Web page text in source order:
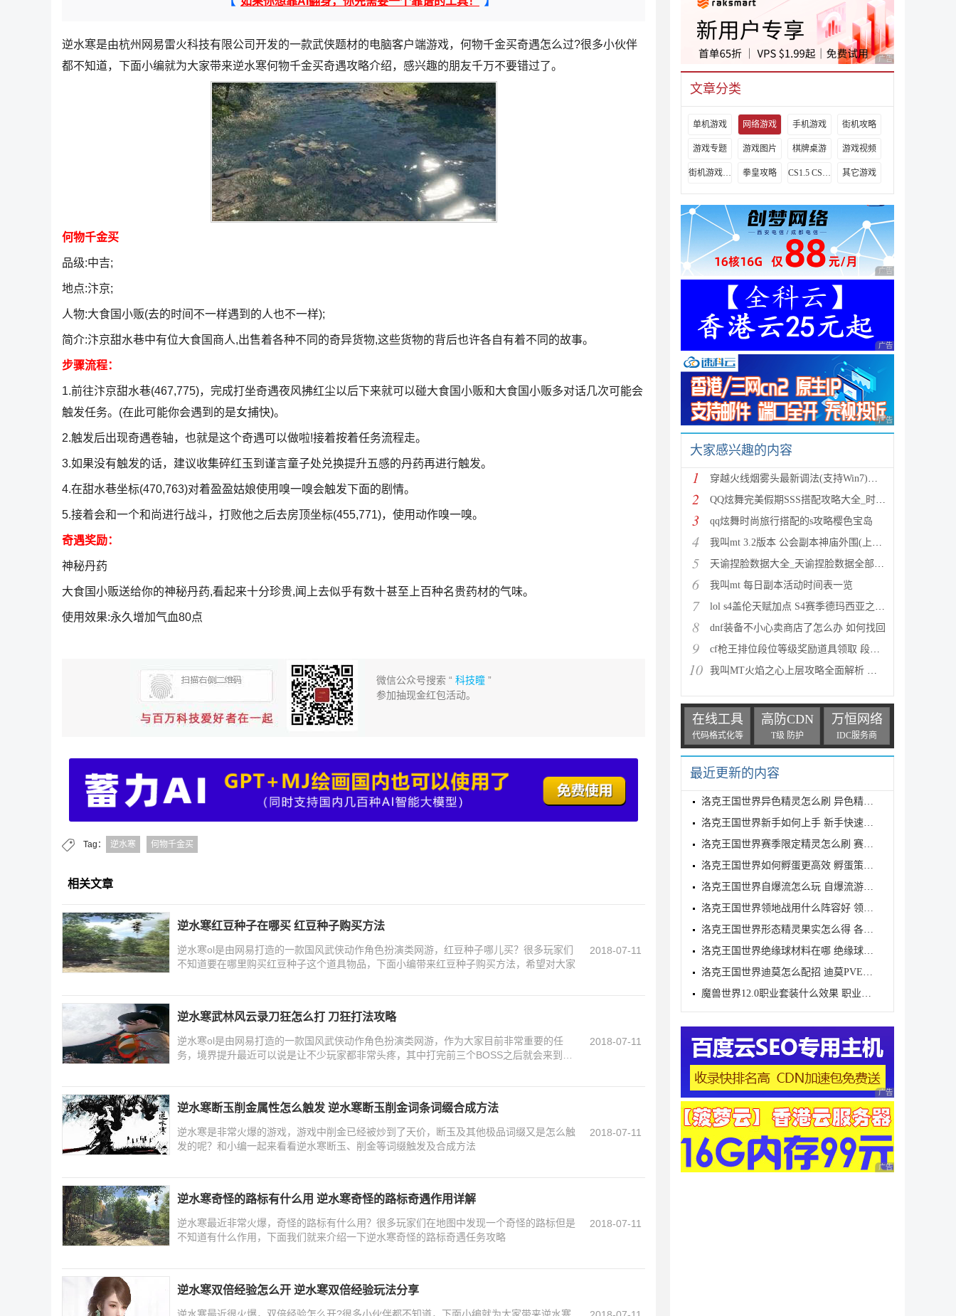
逆水寒是由杭州网易雷火科技有限公司开发的一款武侠题材的电脑客户端游戏，何物千金买奇遇怎么过?很多小伙伴
都不知道，下面小编就为大家带来逆水寒何物千金买奇遇攻略介绍，感兴趣的朋友千万不要错过了。
何物千金买
品级:中吉;
地点:汴京;
人物:大食国小贩(去的时间不一样遇到的人也不一样);
简介:汴京甜水巷中有位大食国商人,出售着各种不同的奇异货物,这些货物的背后也许各自有着不同的故事。
步骤流程：
1.前往汴京甜水巷(467,775)，完成打坐奇遇夜风拂红尘以后下来就可以碰大食国小贩和大食国小贩多对话几次可能会
触发任务。(在此可能你会遇到的是女捕快)。
2.触发后出现奇遇卷轴，也就是这个奇遇可以做啦!接着按着任务流程走。
3.如果没有触发的话，建议收集碎红玉到谨言童子处兑换提升五感的丹药再进行触发。
4.在甜水巷坐标(470,763)对着盈盈姑娘使用嗅一嗅会触发下面的剧情。
5.接着会和一个和尚进行战斗，打败他之后去房顶坐标(455,771)，使用动作嗅一嗅。
奇遇奖励：
神秘丹药
大食国小贩送给你的神秘丹药,看起来十分珍贵,闻上去似乎有数十甚至上百种名贵药材的气味。
使用效果:永久增加气血80点
微信公众号搜索 “科技瞳 ”
参加抽现金红包活动。
Tag： 逆水寒 何物千金买
相关文章
逆水寒红豆种子在哪买 红豆种子购买方法
逆水寒ol是由网易打造的一款国风武侠动作角色扮演类网游，红豆种子哪儿买？很多玩家们
不知道要在哪里购买红豆种子这个道具物品，下面小编带来红豆种子购买方法，希望对大家
2018-07-11
逆水寒武林风云录刀狂怎么打 刀狂打法攻略
逆水寒ol是由网易打造的一款国风武侠动作角色扮演类网游，作为大家目前非常重要的任
务，境界提升最近可以说是让不少玩家都非常头疼，其中打完前三个BOSS之后就会来到第
2018-07-11
逆水寒断玉削金属性怎么触发 逆水寒断玉削金词条词缀合成方法
逆水寒是非常火爆的游戏，游戏中削金已经被炒到了天价，断玉及其他极品词缀又是怎么触
发的呢？和小编一起来看看逆水寒断玉、削金等词缀触发及合成方法
2018-07-11
逆水寒奇怪的路标有什么用 逆水寒奇怪的路标奇遇作用详解
逆水寒最近非常火爆，奇怪的路标有什么用？很多玩家们在地图中发现一个奇怪的路标但是
不知道有什么作用，下面我们就来介绍一下逆水寒奇怪的路标奇遇任务攻略
2018-07-11
逆水寒双倍经验怎么开 逆水寒双倍经验玩法分享
广告 商业广告，理性
文章分类
单机游戏 网络游戏 手机游戏 街机攻略
游戏专题 游戏图片 棋牌桌游 游戏视频
街机游戏出招表 拳皇攻略 CS1.5 CS1.6攻略 其它游戏
广告 商业广告，理性
广告 商业广告，理性
广告 商业广告，理性
大家感兴趣的内容
1 穿越火线烟雾头最新调法(支持Win7)图文攻略
2 QQ炫舞完美假期SSS搭配攻略大全_时尚旅行完美假期1-15
3 qq炫舞时尚旅行搭配的s攻略樱色宝岛
4 我叫mt 3.2版本 公会副本神庙外围(上层)攻略心得
5 天谕捏脸数据大全_天谕捏脸数据全部汇总
6 我叫mt 每日副本活动时间表一览
7 lol s4盖伦天赋加点 S4赛季德玛西亚之力符文与出装推
8 dnf装备不小心卖商店了怎么办 如何找回
9 cf枪王排位段位等级奖励道具领取 段位等级奖励大全
10 我叫MT火焰之心上层攻略全面解析 挑战拉格罗斯
在线工具
代码格式化等
高防CDN
T级 防护
万恒网络
IDC服务商
最近更新的内容
洛克王国世界异色精灵怎么刷 异色精灵高效刷取指南
洛克王国世界新手如何上手 新手快速入门教学
洛克王国世界赛季限定精灵怎么刷 赛季限定奇遇精灵刷
洛克王国世界如何孵蛋更高效 孵蛋策略分享
洛克王国世界自爆流怎么玩 自爆流游玩心得
洛克王国世界领地战用什么阵容好 领地战速通阵容推荐
洛克王国世界形态精灵果实怎么得 各形态精灵果实获取
洛克王国世界绝缘球材料在哪 绝缘球材料收集线路攻略
洛克王国世界迪莫怎么配招 迪莫PVE与PVP配招推荐
魔兽世界12.0职业套装什么效果 职业套装一览
广告 商业广告，理性
广告 商业广告，理性